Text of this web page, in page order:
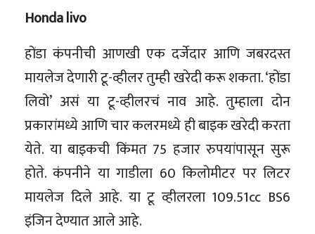
Honda livo
होंडा कंपनीची आणखी एक दर्जेदार आणि जबरदस्त
मायलेज देणारी टू-व्हीलर तुम्ही खरेदी करू शकता. ‘होंडा
लिवो’ असं या टू-व्हीलरचं नाव आहे. तुम्हाला दोन
प्रकारांमध्ये आणि चार कलरमध्ये ही बाइक खरेदी करता
येते. या बाइकची किंमत 75 हजार रुपयांपासून सुरू
होते. कंपनीने या गाडीला 60 किलोमीटर पर लिटर
मायलेज दिले आहे. या टू व्हीलरला 109.51cc BS6
इंजिन देण्यात आले आहे.